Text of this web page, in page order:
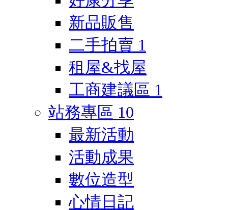
新品販售
二手拍賣 1
租屋&找屋
工商建議區 1
站務專區 10
最新活動
活動成果
數位造型
心情日記